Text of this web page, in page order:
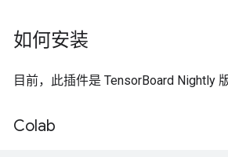
如何安装
目前，此插件是 TensorBoard Nightly
Colab